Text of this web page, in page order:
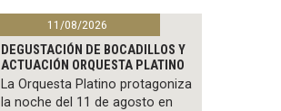
11/08/2026
DEGUSTACIÓN DE BOCADILLOS Y
ACTUACIÓN ORQUESTA PLATINO
La Orquesta Platino protagoniza
la noche del 11 de agosto en